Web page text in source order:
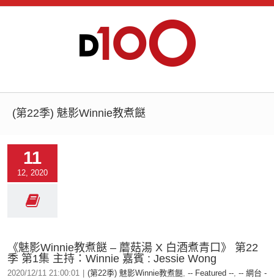
(第22季) 魅影Winnie教煮餸
11
12, 2020
《魅影Winnie教煮餸 – 蘑菇湯 X 白酒煮青口》 第22
季 第1集 主持：Winnie 嘉賓 : Jessie Wong
2020/12/11 21:00:01 (第22季) 魅影Winnie教煮餸, -- Featured --, -- 網台 -